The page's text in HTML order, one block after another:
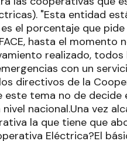
"Esta entidad
el porcentaje que
hasta el momento
realizado,
con un
directivos de la
tema no de decide
nacional.Una vez
la que tiene que
Eléctrica?El